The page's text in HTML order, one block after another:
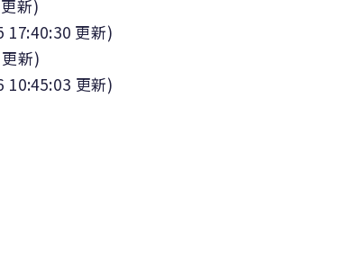
更新)
17:40:30 更新)
更新)
10:45:03 更新)